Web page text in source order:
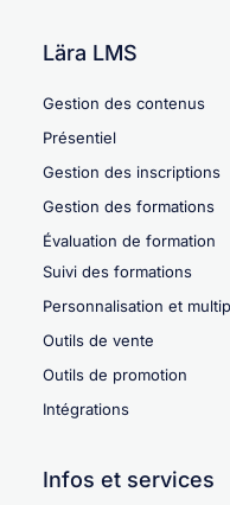
Lära LMS
Gestion des contenus
Présentiel
Gestion des inscriptions
Gestion des formations
Évaluation de formation
Suivi des formations
Personnalisation et
Outils de vente
Outils de promotion
Intégrations
Infos et services